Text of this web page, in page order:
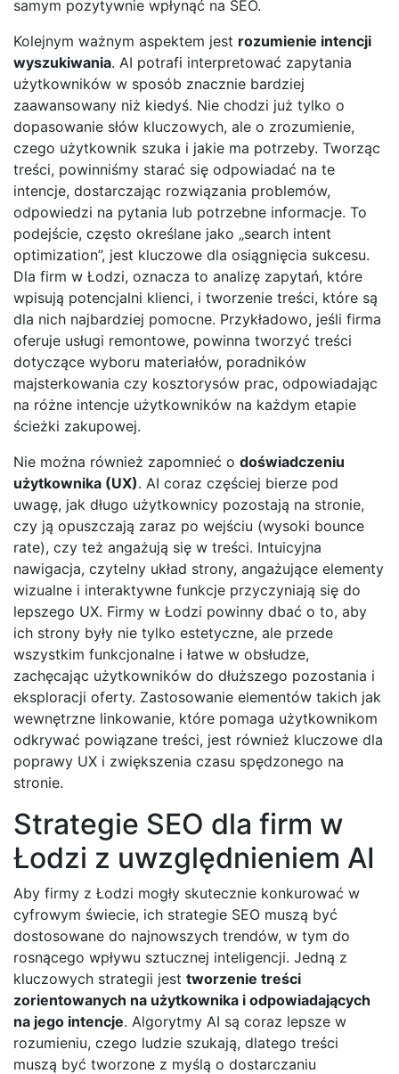
samym pozytywnie wpłynąć na SEO.
Kolejnym ważnym aspektem jest rozumienie intencji
wyszukiwania. AI potrafi interpretować zapytania
użytkowników w sposób znacznie bardziej
zaawansowany niż kiedyś. Nie chodzi już tylko o
dopasowanie słów kluczowych, ale o zrozumienie,
czego użytkownik szuka i jakie ma potrzeby. Tworząc
treści, powinniśmy starać się odpowiadać na te
intencje, dostarczając rozwiązania problemów,
odpowiedzi na pytania lub potrzebne informacje. To
podejście, często określane jako „search intent
optimization”, jest kluczowe dla osiągnięcia sukcesu.
Dla firm w Łodzi, oznacza to analizę zapytań, które
wpisują potencjalni klienci, i tworzenie treści, które są
dla nich najbardziej pomocne. Przykładowo, jeśli firma
oferuje usługi remontowe, powinna tworzyć treści
dotyczące wyboru materiałów, poradników
majsterkowania czy kosztorysów prac, odpowiadając
na różne intencje użytkowników na każdym etapie
ścieżki zakupowej.
Nie można również zapomnieć o doświadczeniu
użytkownika (UX). AI coraz częściej bierze pod
uwagę, jak długo użytkownicy pozostają na stronie,
czy ją opuszczają zaraz po wejściu (wysoki bounce
rate), czy też angażują się w treści. Intuicyjna
nawigacja, czytelny układ strony, angażujące elementy
wizualne i interaktywne funkcje przyczyniają się do
lepszego UX. Firmy w Łodzi powinny dbać o to, aby
ich strony były nie tylko estetyczne, ale przede
wszystkim funkcjonalne i łatwe w obsłudze,
zachęcając użytkowników do dłuższego pozostania i
eksploracji oferty. Zastosowanie elementów takich jak
wewnętrzne linkowanie, które pomaga użytkownikom
odkrywać powiązane treści, jest również kluczowe dla
poprawy UX i zwiększenia czasu spędzonego na
stronie.
Strategie SEO dla firm w
Łodzi z uwzględnieniem AI
Aby firmy z Łodzi mogły skutecznie konkurować w
cyfrowym świecie, ich strategie SEO muszą być
dostosowane do najnowszych trendów, w tym do
rosnącego wpływu sztucznej inteligencji. Jedną z
kluczowych strategii jest tworzenie treści
zorientowanych na użytkownika i odpowiadających
na jego intencje. Algorytmy AI są coraz lepsze w
rozumieniu, czego ludzie szukają, dlatego treści
muszą być tworzone z myślą o dostarczaniu